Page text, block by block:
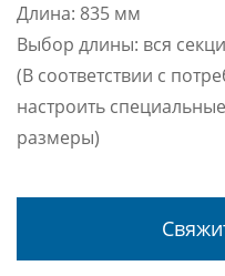
Длина: 835 мм
Выбор длины: вся
(В соответствии с
настроить
размеры)